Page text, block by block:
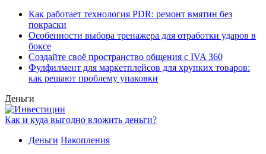
Как работает технология PDR: ремонт вмятин без
покраски
Особенности выбора тренажера для отработки ударов в
боксе
Создайте своё пространство общения с IVA 360
Фулфилмент для маркетплейсов для хрупких товаров:
как решают проблему упаковки
Деньги
Как и куда выгодно вложить деньги?
Деньги Накопления